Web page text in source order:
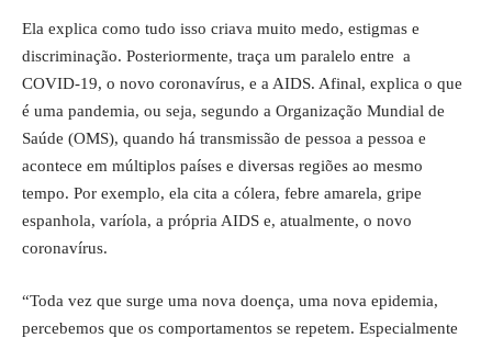
Ela explica como tudo isso criava muito medo, estigmas e
discriminação. Posteriormente, traça um paralelo entre a
COVID-19, o novo coronavírus, e a AIDS. Afinal, explica o que
é uma pandemia, ou seja, segundo a Organização Mundial de
Saúde (OMS), quando há transmissão de pessoa a pessoa e
acontece em múltiplos países e diversas regiões ao mesmo
tempo. Por exemplo, ela cita a cólera, febre amarela, gripe
espanhola, varíola, a própria AIDS e, atualmente, o novo
coronavírus.
“Toda vez que surge uma nova doença, uma nova epidemia,
percebemos que os comportamentos se repetem. Especialmente